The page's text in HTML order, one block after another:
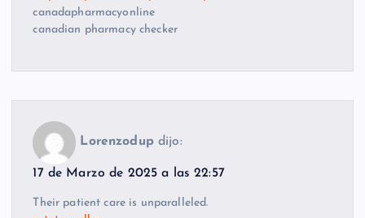
canadapharmacyonline
canadian pharmacy checker
Lorenzodup dijo:
17 de Marzo de 2025 a las 22:57
Their patient care is unparalleled.